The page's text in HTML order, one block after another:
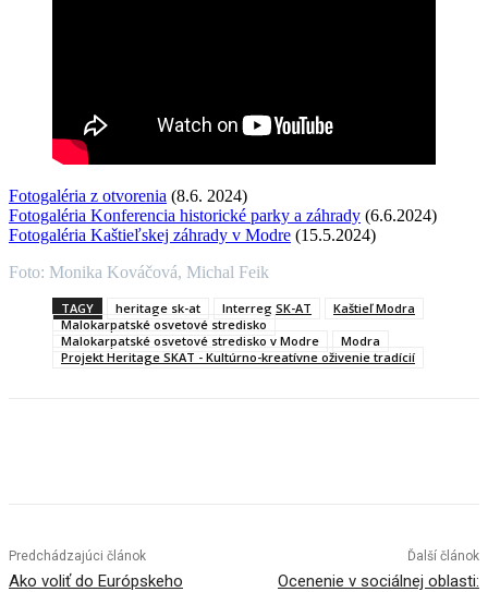
Fotogaléria z otvorenia (8.6. 2024)
Fotogaléria Konferencia historické parky a záhrady (6.6.2024)
Fotogaléria Kaštieľskej záhrady v Modre (15.5.2024)
Foto: Monika Kováčová, Michal Feik
TAGY heritage sk-at Interreg SK-AT
Kaštieľ Modra
Malokarpatské osvetové stredisko
Malokarpatské osvetové stredisko v Modre
Modra
Projekt Heritage SKAT - Kultúrno-kreatívne oživenie tradícií
Predchádzajúci článok
Ako voliť do Európskeho
Ďalší článok
Ocenenie v sociálnej oblasti: